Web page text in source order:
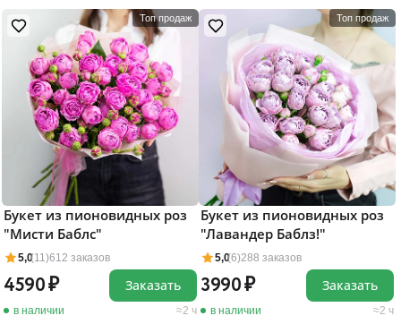
Топ продаж
5,0(11)612 заказов
Букет из пионовидных роз
"Мисти Баблс"
4590
в наличии 2 ч
Заказать
Топ продаж
5,0(6)288 заказов
Букет из пионовидных роз
"Лавандер Баблз!"
3990
в наличии 2 ч
Заказать